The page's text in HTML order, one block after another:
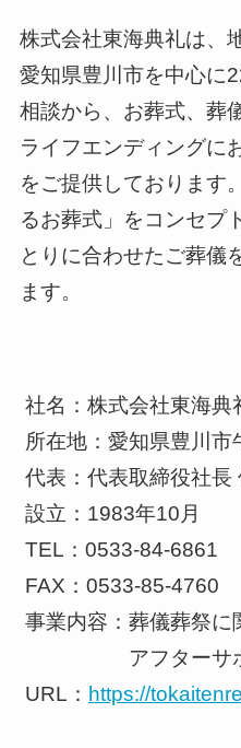
株式会社東海典礼は、
愛知県豊川市を中心に
相談から、お葬式、葬
ライフエンディングに
をご提供しております
るお葬式」をコンセプ
とりに合わせたご葬儀
ます。
社名：株式会社東海典
所在地：愛知県豊川
代表：代表取締役社長
設立：1983年10月
TEL：0533-84-6861
FAX：0533-85-4760
事業内容：葬儀葬祭に
アフターサポ
URL： https://